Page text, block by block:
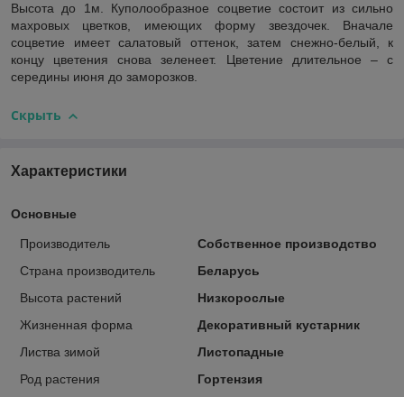
Высота до 1м. Куполообразное соцветие состоит из сильно
махровых цветков, имеющих форму звездочек. Вначале
соцветие имеет салатовый оттенок, затем снежно-белый, к
концу цветения снова зеленеет. Цветение длительное – с
середины июня до заморозков.
Скрыть
Характеристики
Основные
Производитель
Собственное производство
Страна производитель
Беларусь
Высота растений
Низкорослые
Жизненная форма
Декоративный кустарник
Листва зимой
Листопадные
Род растения
Гортензия